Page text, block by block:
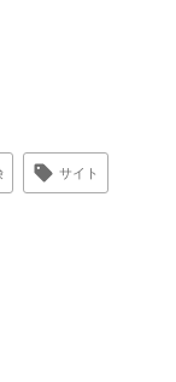
サイト